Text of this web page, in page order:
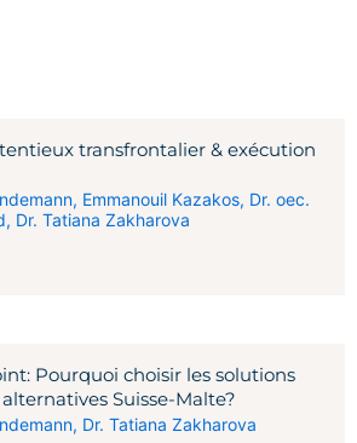
transfrontalier & exécution
, Emmanouil Kazakos, Dr. oec.
, Dr. Tatiana Zakharova
Pourquoi choisir les solutions
Suisse-Malte?
, Dr. Tatiana Zakharova